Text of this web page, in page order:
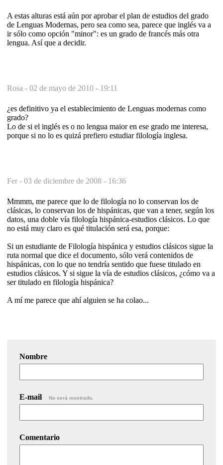
A estas alturas está aún por aprobar el plan de estudios del grado
de Lenguas Modernas, pero sea como sea, parece que inglés va a
ir sólo como opción "minor": es un grado de francés más otra
lengua. Así que a decidir.
Rosa - 02 de mayo de 2010 - 19:11
¿es definitivo ya el establecimiento de Lenguas modernas como
grado?
Lo de si el inglés es o no lengua maior en ese grado me interesa,
porque si no lo es quizá prefiero estudiar filología inglesa.
Fer - 03 de diciembre de 2008 - 16:36
Mmmm, me parece que lo de filología no lo conservan los de
clásicas, lo conservan los de hispánicas, que van a tener, según los
datos, una doble vía filología hispánica-estudios clásicos. Lo que
no está muy claro es qué titulación será esa, porque:
Si un estudiante de Filología hispánica y estudios clásicos sigue la
ruta normal que dice el documento, sólo verá contenidos de
hispánicas, con lo que no tendría sentido que fuese titulado en
estudios clásicos. Y si sigue la vía de estudios clásicos, ¿cómo va a
ser titulado en filología hispánica?
A mí me parece que ahí alguien se ha colao...
Nombre
E-mail No será mostrado.
Comentario